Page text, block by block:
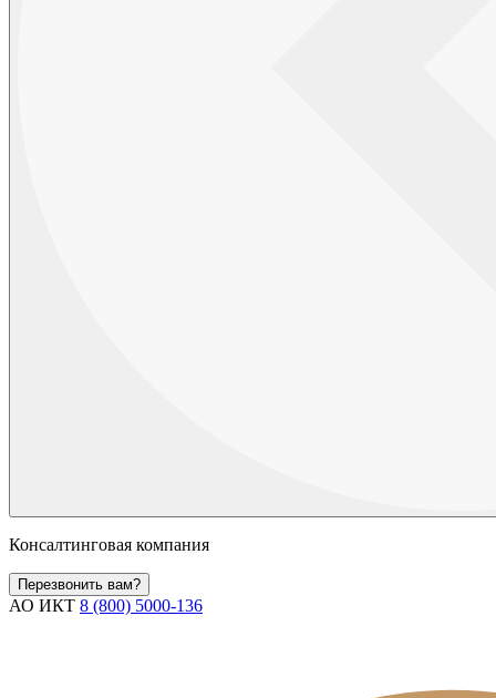
Консалтинговая компания
Перезвонить вам?
АО ИКТ 8 (800) 5000-136